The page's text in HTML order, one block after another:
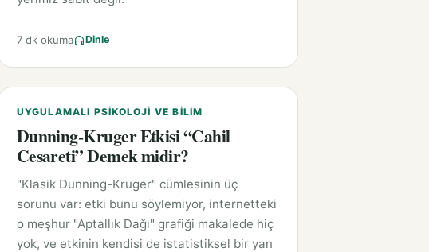
7 dk okuma Dinle
UYGULAMALI PSIKOLOJI VE BILIM
Dunning-Kruger Etkisi “Cahil
Cesareti” Demek midir?
"Klasik Dunning-Kruger" cümlesinin üç
sorunu var: etki bunu söylemiyor, internetteki
o meşhur "Aptallık Dağı" grafiği makalede hiç
yok, ve etkinin kendisi de istatistiksel bir yan